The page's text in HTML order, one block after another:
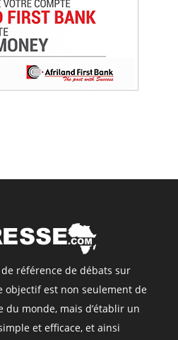
référence de débats sur
objectif est non seulement de
du monde, mais d’établir un
et efficace, et ainsi